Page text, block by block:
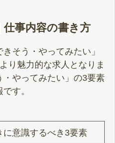
仕事内容の書き方
そう・やってみたい」
り魅力的な求人となりま
やってみたい」の3要素
す。
意識するべき3要素